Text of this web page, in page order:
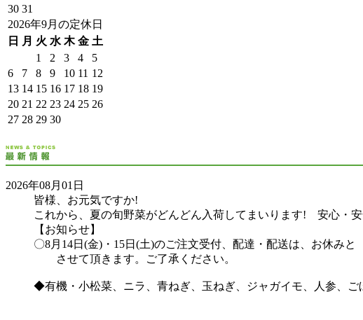
30 31
2026年9月の定休日
日
月 火 水 木 金 土
1
2 3 4
5
6
7 8 9 10 11 12
13 14 15 16 17 18 19
20 21 22 23 24 25 26
27 28 29 30
2026年08月01日
皆様、お元気ですか!
これから、夏の旬野菜がどんどん入荷してまいります! 安心・
【お知らせ】
〇8月14日(金)・15日(土)のご注文受付、配達・配送は、お休みと
させて頂きます。ご了承ください。
◆有機・小松菜、ニラ、青ねぎ、玉ねぎ、ジャガイモ、人参、